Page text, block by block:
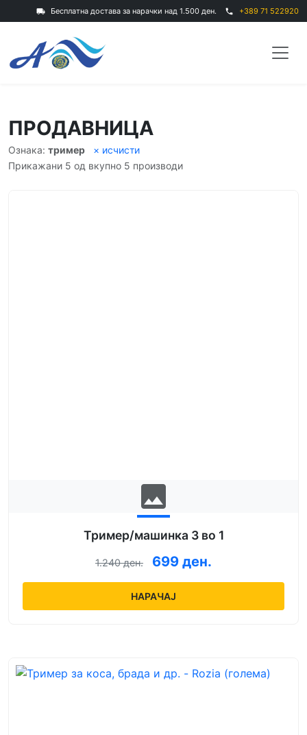
local_shipping Бесплатна достава за нарачки над 1.500 ден. phone +389 71 522920
ПРОДАВНИЦА
Ознака: тример
× исчисти
Прикажани 5 од вкупно 5 производи
image
Тример/машинка 3 во 1
1.240 ден. 699 ден.
НАРАЧАЈ